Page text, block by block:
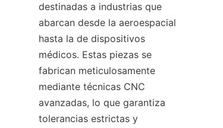
destinadas a industrias que
abarcan desde la aeroespacial
hasta la de dispositivos
médicos. Estas piezas se
fabrican meticulosamente
mediante técnicas CNC
avanzadas, lo que garantiza
tolerancias estrictas y